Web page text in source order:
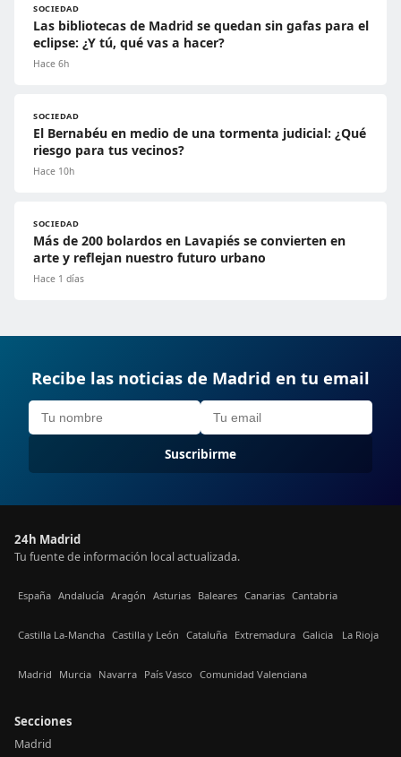
SOCIEDAD
Las bibliotecas de Madrid se quedan sin gafas para el
eclipse: ¿Y tú, qué vas a hacer?
Hace 6h
SOCIEDAD
El Bernabéu en medio de una tormenta judicial: ¿Qué
riesgo para tus vecinos?
Hace 10h
SOCIEDAD
Más de 200 bolardos en Lavapiés se convierten en
arte y reflejan nuestro futuro urbano
Hace 1 días
Recibe las noticias de Madrid en tu email
Suscribirme
24h Madrid
Tu fuente de información local actualizada.
España Andalucía Aragón Asturias Baleares Canarias Cantabria
Castilla La-Mancha Castilla y León Cataluña Extremadura Galicia La Rioja
Madrid Murcia Navarra País Vasco Comunidad Valenciana
Secciones
Madrid